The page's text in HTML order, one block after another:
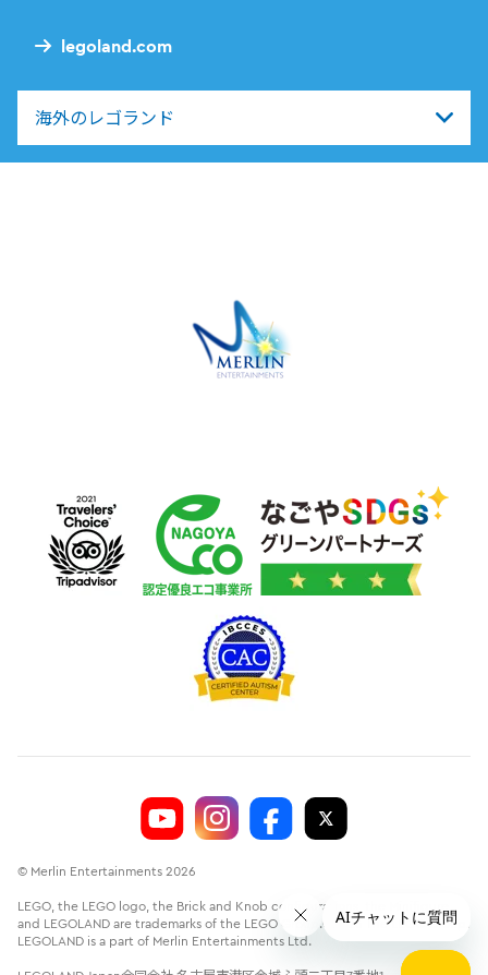
legoland.com
海外のレゴランド
© Merlin Entertainments 2026
LEGO, the LEGO logo, the Brick and Knob configurations, the Minifigure
and LEGOLAND are trademarks of the LEGO Group.©2026 The LEGO Group.
LEGOLAND is a part of Merlin Entertainments Ltd.